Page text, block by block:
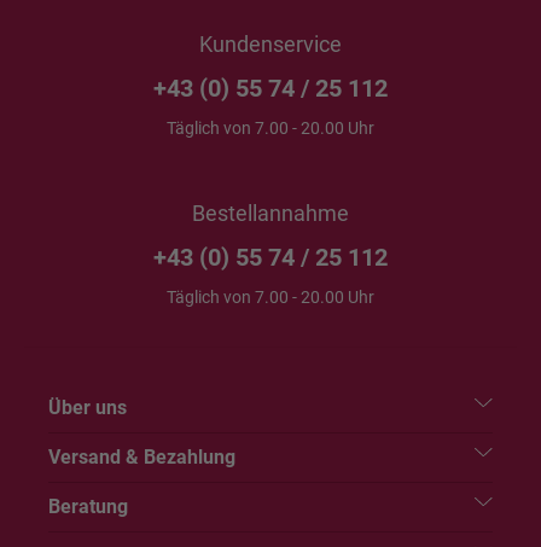
Kundenservice
+43 (0) 55 74 / 25 112
Täglich von 7.00 - 20.00 Uhr
Bestellannahme
+43 (0) 55 74 / 25 112
Täglich von 7.00 - 20.00 Uhr
Über uns
Versand & Bezahlung
Beratung